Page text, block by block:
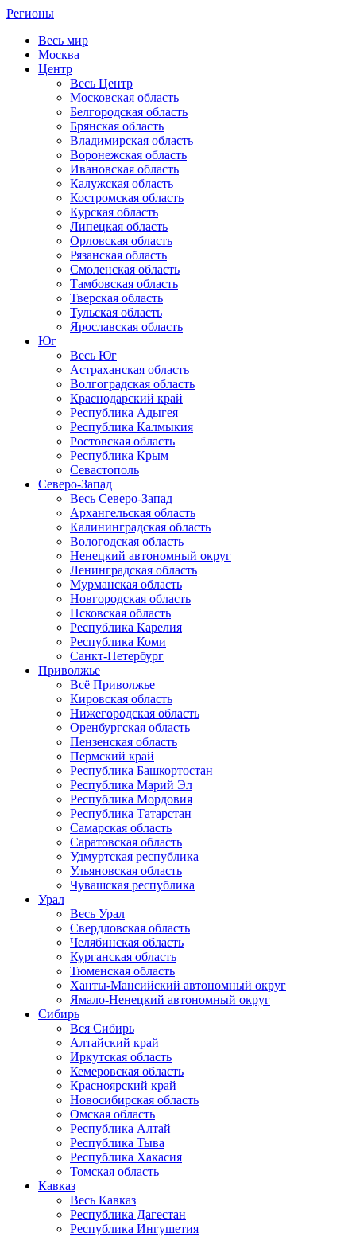
Регионы
Весь мир
Москва
Центр
Весь Центр
Московская область
Белгородская область
Брянская область
Владимирская область
Воронежская область
Ивановская область
Калужская область
Костромская область
Курская область
Липецкая область
Орловская область
Рязанская область
Смоленская область
Тамбовская область
Тверская область
Тульская область
Ярославская область
Юг
Весь Юг
Астраханская область
Волгоградская область
Краснодарский край
Республика Адыгея
Республика Калмыкия
Ростовская область
Республика Крым
Севастополь
Северо-Запад
Весь Северо-Запад
Архангельская область
Калининградская область
Вологодская область
Ненецкий автономный округ
Ленинградская область
Мурманская область
Новгородская область
Псковская область
Республика Карелия
Республика Коми
Санкт-Петербург
Приволжье
Всё Приволжье
Кировская область
Нижегородская область
Оренбургская область
Пензенская область
Пермский край
Республика Башкортостан
Республика Марий Эл
Республика Мордовия
Республика Татарстан
Самарская область
Саратовская область
Удмуртская республика
Ульяновская область
Чувашская республика
Урал
Весь Урал
Свердловская область
Челябинская область
Курганская область
Тюменская область
Ханты-Мансийский автономный округ
Ямало-Ненецкий автономный округ
Сибирь
Вся Сибирь
Алтайский край
Иркутская область
Кемеровская область
Красноярский край
Новосибирская область
Омская область
Республика Алтай
Республика Тыва
Республика Хакасия
Томская область
Кавказ
Весь Кавказ
Республика Дагестан
Республика Ингушетия